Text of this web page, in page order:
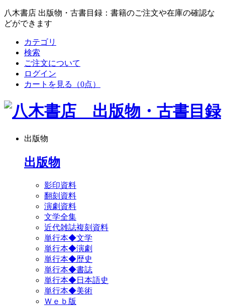
八木書店 出版物・古書目録：書籍のご注文や在庫の確認な
どができます
カテゴリ
検索
ご注文について
ログイン
カートを見る
（0点）
出版物
出版物
影印資料
翻刻資料
演劇資料
文学全集
近代雑誌複刻資料
単行本◆文学
単行本◆演劇
単行本◆歴史
単行本◆書誌
単行本◆日本語史
単行本◆美術
Ｗｅｂ版